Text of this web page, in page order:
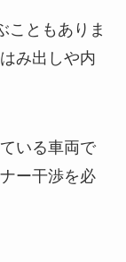
こともありま
み出しや内
いる車両で
ー干渉を必